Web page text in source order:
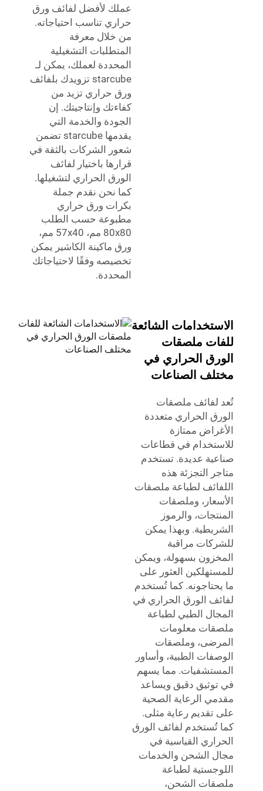
عملك لأفضل لفائف ورق
حراري تناسب احتياجاته.
من خلال معرفة
المتطلبات التشغيلية
المحددة لعملك، يمكن لـ
starcube تزويدك بلفائف
ورق حراري تزيد من
كفاءتك وإنتاجيتك. إن
الجودة والخدمة التي
يقدمها starcube تضمن
شعور الشركات بالثقة في
قرارها باختيار لفائف
الورق الحراري لتشغيلها.
كما نحن نقدم جملة
بكرات ورق حراري
مطبوعة حسب الطلب
80x80 مم، 57x40 مم،
ورق ماكينة الكاشير يمكن
تخصيصه وفقًا لاحتياجاتك
المحددة.
الاستخدامات الشائعة
للفات ملصقات
الورق الحراري في
مختلف الصناعات
تُعد لفائف ملصقات
الورق الحراري متعددة
الأغراض ممتازة
للاستخدام في قطاعات
صناعية عديدة. تستخدم
متاجر التجزئة هذه
اللفائف لطباعة ملصقات
الأسعار، وملصقات
المنتجات، والرموز
الشريطية. وبهذا يمكن
للشركات مراقبة
المخزون بسهولة، ويمكن
للمستهلكين العثور على
ما يحتاجونه. كما تُستخدم
لفائف الورق الحراري في
المجال الطبي لطباعة
ملصقات معلومات
المرضى، وملصقات
الوصفات الطبية، وأساور
المستشفيات. مما يسهم
في توثيق دقيق ويساعد
مقدمي الرعاية الصحية
على تقديم رعاية مثلى.
كما تُستخدم لفائف الورق
الحراري القياسية في
مجال الشحن والخدمات
اللوجستية لطباعة
ملصقات الشحن،